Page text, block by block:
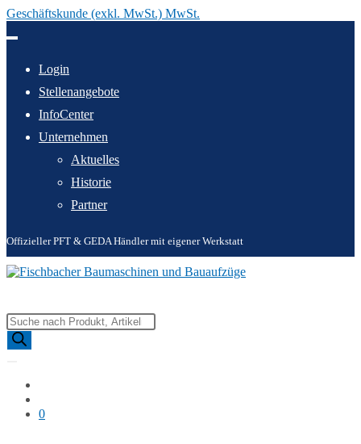
Geschäftskunde (exkl. MwSt.) MwSt.
Inhalt
Login
Stellenangebote
InfoCenter
Unternehmen
Aktuelles
Historie
Partner
Offizieller PFT & GEDA Händler mit eigener Werkstatt
Products
search
0